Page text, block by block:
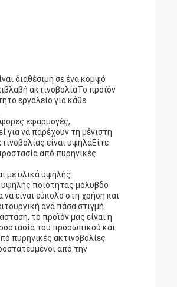
διαθέσιμη σε ένα κομψό
ακτινοβολίαΤο προϊόν
εργαλείο για κάθε
εφαρμογές,
για να παρέχουν τη μέγιστη
είναι υψηλάΕίτε
από πυρηνικές
με υλικά υψηλής
υψηλής ποιότητας μόλυβδο
είναι εύκολο στη χρήση και
ανά πάσα στιγμή.
το προϊόν μας είναι η
του προσωπικού και
πυρηνικές ακτινοβολίες
από την